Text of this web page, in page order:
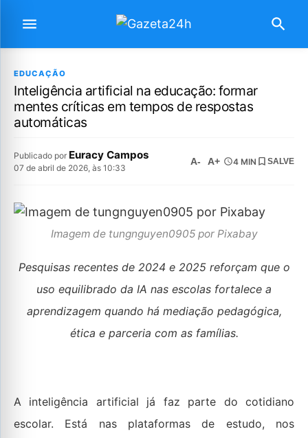
EDUCAÇÃO
Inteligência artificial na educação: formar
mentes críticas em tempos de respostas
automáticas
Publicado por Euracy Campos
07 de abril de 2026, às 10:33
A- A+ 4 MIN SALVE
Imagem de tungnguyen0905 por Pixabay
Pesquisas recentes de 2024 e 2025 reforçam que o
uso equilibrado da IA nas escolas fortalece a
aprendizagem quando há mediação pedagógica,
ética e parceria com as famílias.
A inteligência artificial já faz parte do cotidiano
escolar. Está nas plataformas de estudo, nos